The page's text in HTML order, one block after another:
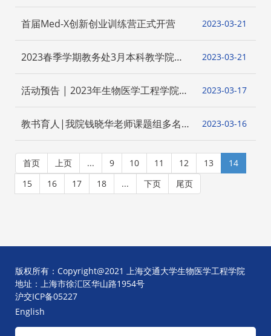
赛中获三等奖！
首届Med-X创新创业训练营正式开营 21
2023-03
2023春季学期教务处3月本科教学院长
会在生物医学工程学院召开
21
2023-03
活动预告 | 2023年生物医学工程学院教
学讲坛午餐会（一）
17
2023-03
教书育人|我院钱晓华老师课题组多名
学生获学术荣誉
16
2023-03
首页 上页 ... 9 10 11 12 13
14
15
16 17 18 ... 下页 尾页
版权所有：Copyright@2021 上海交通大学生物医学工程学院
地址：上海市徐汇区华山路1954号
沪交ICP备05227
English